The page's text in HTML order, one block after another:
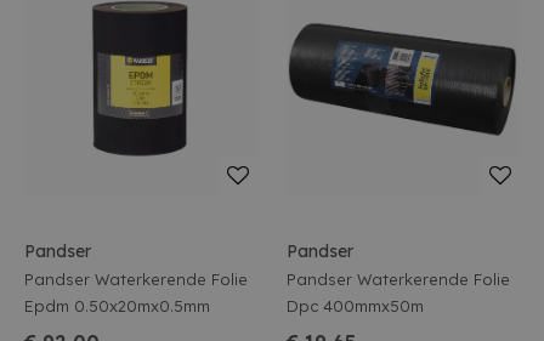
Pandser
Pandser Waterkerende Folie
Epdm 0.50x20mx0.5mm
Pandser
Pandser Waterkerende Folie
Dpc 400mmx50m